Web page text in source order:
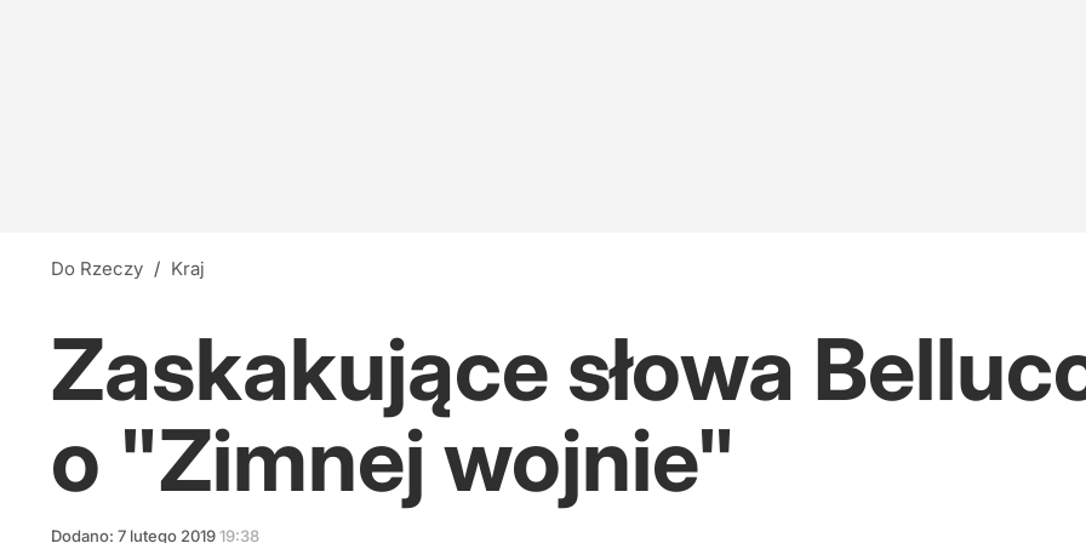
5
Do Rzeczy / Kraj
Zaskakujące słowa
o "Zimnej wojnie"
Dodano: 7 lutego 201919:38